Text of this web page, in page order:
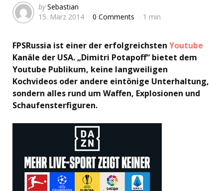
Posted
by
by Sebastian
15. März 2014
0 Comments 1 min
FPSRussia ist einer der erfolgreichsten Youtube
Kanäle der USA. „Dimitri Potapoff“ bietet dem
Youtube Publikum, keine langweiligen
Kochvideos oder andere eintönige Unterhaltung,
sondern alles rund um Waffen, Explosionen und
Schaufensterfiguren.